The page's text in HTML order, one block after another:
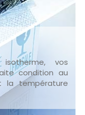
vos
condition au
la température